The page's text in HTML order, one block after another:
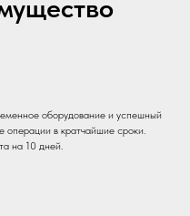
оборудование и успешный
операции в кратчайшие сроки.
на 10 дней.